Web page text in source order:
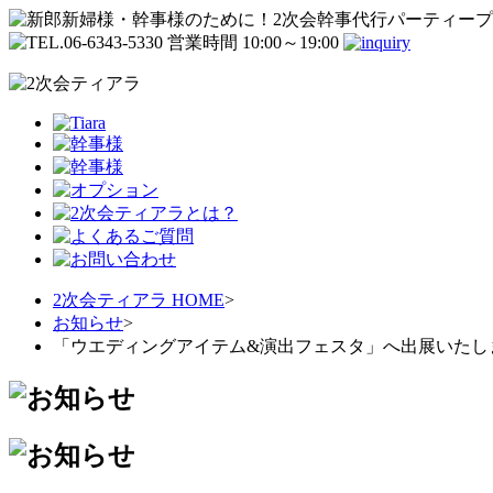
2次会ティアラ HOME>
お知らせ>
「ウエディングアイテム&演出フェスタ」へ出展いた